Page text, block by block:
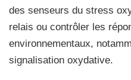
des senseurs du stress
relais ou contrôler les
environnementaux,
signalisation oxydative.